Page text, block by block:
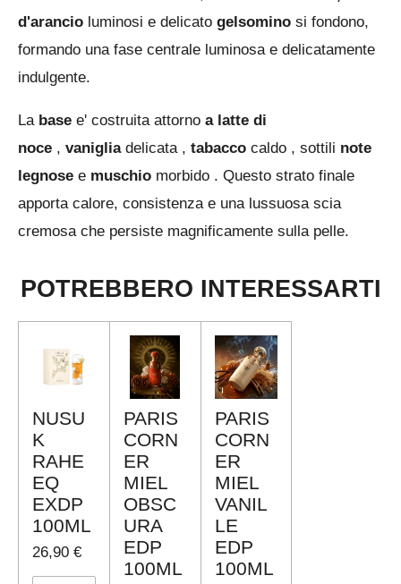
1
5
3
4
6
1
5
3
4
6
d'arancio luminosi e delicato gelsomino si fondono,
formando una fase centrale luminosa e delicatamente
indulgente.
La base e' costruita attorno a latte di
noce , vaniglia delicata , tabacco caldo , sottili note
legnose e muschio morbido . Questo strato finale
apporta calore, consistenza e una lussuosa scia
cremosa che persiste magnificamente sulla pelle.
POTREBBERO INTERESSARTI
NUSU
K
RAHE
EQ
EXDP
100ML
26,90 €
PARIS
CORN
ER
MIEL
OBSC
URA
EDP
100ML
PARIS
CORN
ER
MIEL
VANIL
LE
EDP
100ML